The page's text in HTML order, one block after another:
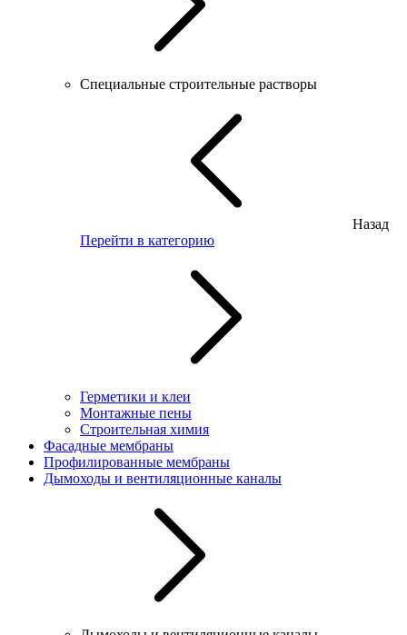
Специальные строительные растворы
Назад
Перейти в категорию
Герметики и клеи
Монтажные пены
Строительная химия
Фасадные мембраны
Профилированные мембраны
Дымоходы и вентиляционные каналы